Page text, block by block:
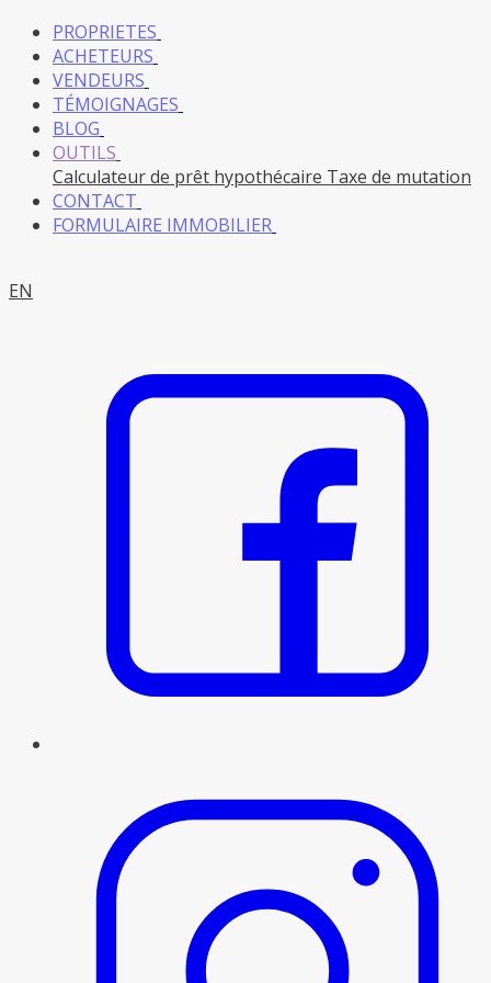
PROPRIETES
ACHETEURS
VENDEURS
TÉMOIGNAGES
BLOG
OUTILS
Calculateur de prêt hypothécaire Taxe de mutation
CONTACT
FORMULAIRE IMMOBILIER
EN